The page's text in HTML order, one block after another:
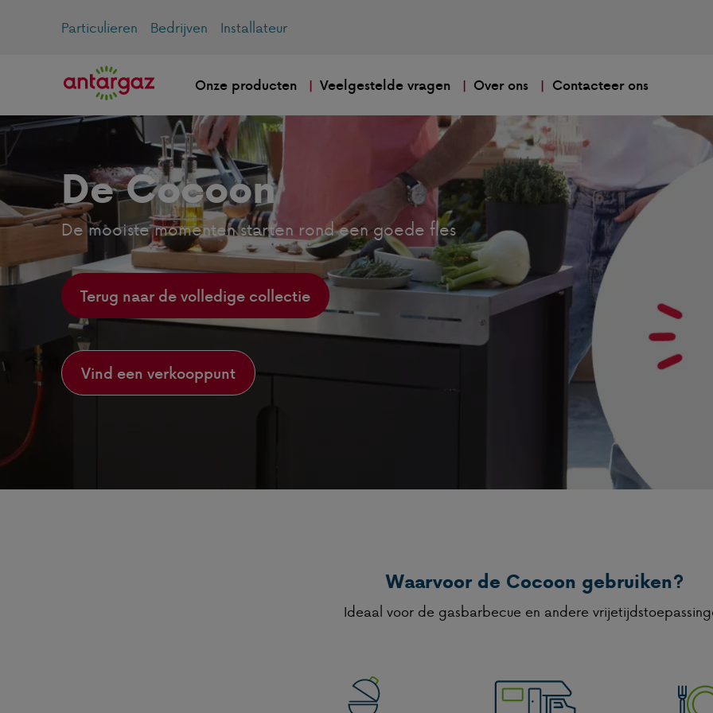
Particulieren Bedrijven Installateur
Onze producten Veelgestelde vragen Over ons Contacteer ons
De Cocoon
De mooiste momenten starten rond een goede fles
Terug naar de volledige collectie
Vind een verkooppunt
Waarvoor de Cocoon gebruiken?
Ideaal voor de gasbarbecue en andere